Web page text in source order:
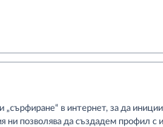
в интернет, за да
ни позволява да създадем профил